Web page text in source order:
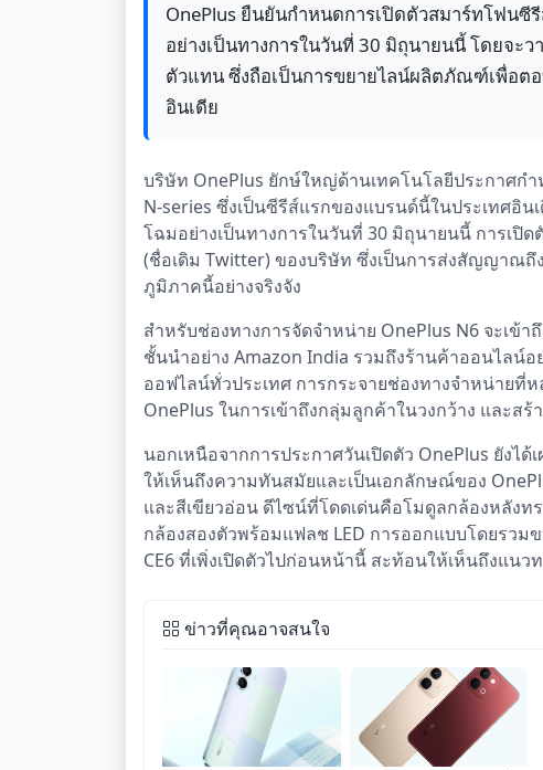
OnePlus ยืนยันกำหนดการเปิดตัวสมาร์ทโฟนซี
อย่างเป็นทางการในวันที่ 30 มิถุนายนนี้ โดยจะ
ตัวแทน ซึ่งถือเป็นการขยายไลน์ผลิตภัณฑ์เพื่อต
อินเดีย
บริษัท OnePlus ยักษ์ใหญ่ด้านเทคโนโลยีประกาศก
N-series ซึ่งเป็นซีรีส์แรกของแบรนด์นี้ในประเทศอิน
โฉมอย่างเป็นทางการในวันที่ 30 มิถุนายนนี้ การเปิ
(ชื่อเดิม Twitter) ของบริษัท ซึ่งเป็นการส่งสัญญาณถึ
ภูมิภาคนี้อย่างจริงจัง
สำหรับช่องทางการจัดจำหน่าย OnePlus N6 จะเข้
ชั้นนำอย่าง Amazon India รวมถึงร้านค้าออนไลน์
ออฟไลน์ทั่วประเทศ การกระจายช่องทางจำหน่าย
OnePlus ในการเข้าถึงกลุ่มลูกค้าในวงกว้าง และ
นอกเหนือจากการประกาศวันเปิดตัว OnePlus ยังไ
ให้เห็นถึงความทันสมัยและเป็นเอกลักษณ์ของ
และสีเขียวอ่อน ดีไซน์ที่โดดเด่นคือโมดูลกล้องหลังท
กล้องสองตัวพร้อมแฟลช LED การออกแบบโดยรว
CE6 ที่เพิ่งเปิดตัวไปก่อนหน้านี้ สะท้อนให้เห็นถึงแน
ข่าวที่คุณอาจสนใจ